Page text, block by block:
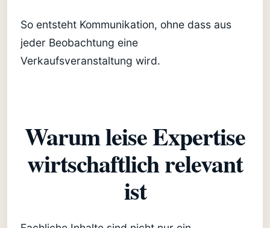
So entsteht Kommunikation, ohne dass aus
jeder Beobachtung eine
Verkaufsveranstaltung wird.
Warum leise Expertise
wirtschaftlich relevant
ist